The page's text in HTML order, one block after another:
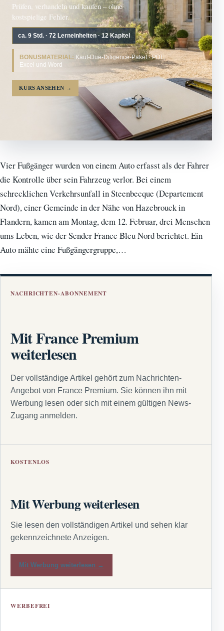
Prüfen, verhandeln und kaufen – ohne
kostspielige Fehler.
ca. 9 Std. · 72 Lerneinheiten · 12 Kapitel
BONUSMATERIAL: Kauf-Due-Diligence-Paket · PDF,
Excel und Word
KURS ANSEHEN →
Vier Fußgänger wurden von einem Auto erfasst als der Fahrer
die Kontrolle über sein Fahrzeug verlor. Bei einem
schrecklichen Verkehrsunfall in Steenbecque (Departement
Nord), einer Gemeinde in der Nähe von Hazebrouck in
Flandern, kamen am Montag, dem 12. Februar, drei Menschen
ums Leben, wie der Sender France Bleu Nord berichtet. Ein
Auto mähte eine Fußgängergruppe,…
NACHRICHTEN-ABONNEMENT
Mit France Premium
weiterlesen
Der vollständige Artikel gehört zum Nachrichten-
Angebot von France Premium. Sie können ihn mit
Werbung lesen oder sich mit einem gültigen News-
Zugang anmelden.
KOSTENLOS
Mit Werbung weiterlesen
Sie lesen den vollständigen Artikel und sehen klar
gekennzeichnete Anzeigen.
Mit Werbung weiterlesen →
WERBEFREI